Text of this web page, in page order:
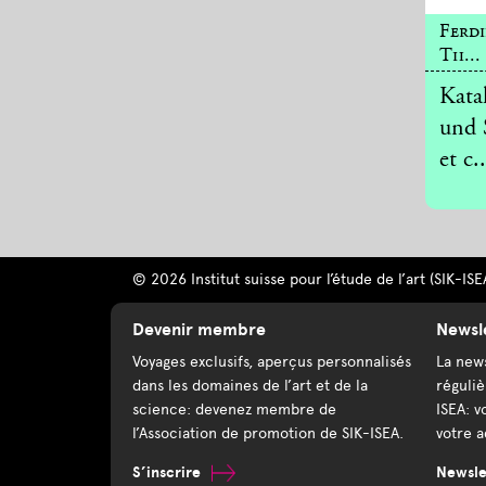
Th...
und
et
© 2026 Institut suisse pour l’étude de l’art (SIK-
Devenir membre
Voyages exclusifs, aperçus personnalisés
dans les domaines de l’art et de la
science: devenez membre de
l’Association de promotion de SIK-ISEA.
S’inscrire
La
ISEA:
votre